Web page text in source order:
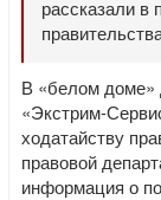
рассказали в
В «белом доме»
«Экстрим-
ходатайству
правовой
информация о